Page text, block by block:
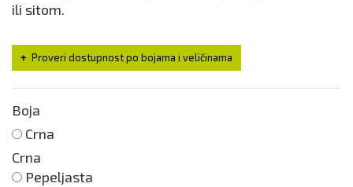
ili sitom.
Proveri dostupnost po bojama i veličinama
Boja
Crna
Crna
Pepeljasta